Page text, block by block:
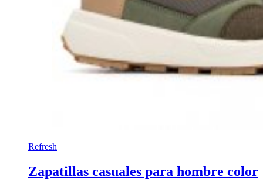
Refresh
Zapatillas casuales para hombre color